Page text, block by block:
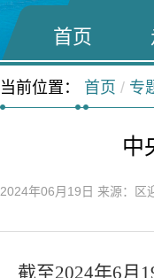
首页
当前位置： 首页 / 专
中
2024年06月19日 来源：区
截至2024年6月